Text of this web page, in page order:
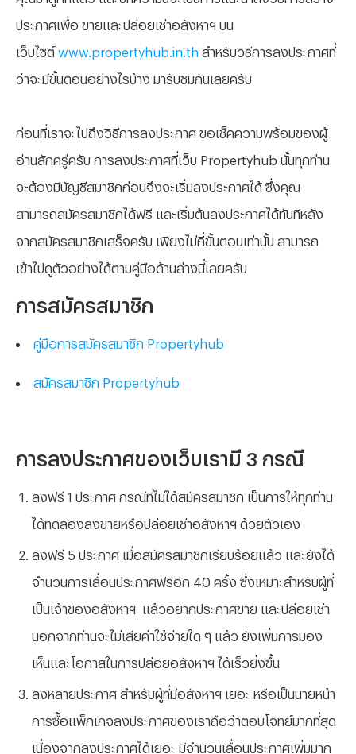
ประกาศเพื่อ ขายและปล่อยเช่าอสังหาฯ บน
เว็บไซต์ www.propertyhub.in.th สำหรับวิธีการลงประกาศที่
ว่าจะมีขั้นตอนอย่างไรบ้าง มารับชมกันเลยครับ
ก่อนที่เราจะไปถึงวิธีการลงประกาศ ขอเช็คความพร้อมของผู้
อ่านสักครู่ครับ การลงประกาศที่เว็บ Propertyhub นั้นทุกท่าน
จะต้องมีบัญชีสมาชิกก่อนจึงจะเริ่มลงประกาศได้ ซึ่งคุณ
สามารถสมัครสมาชิกได้ฟรี และเริ่มต้นลงประกาศได้ทันทีหลัง
จากสมัครสมาชิกเสร็จครับ เพียงไม่กี่ขั้นตอนเท่านั้น สามารถ
เข้าไปดูตัวอย่างได้ตามคู่มือด้านล่างนี้เลยครับ
การสมัครสมาชิก
คู่มือการสมัครสมาชิก Propertyhub
สมัครสมาชิก Propertyhub
การลงประกาศของเว็บเรามี 3 กรณี
ลงฟรี 1 ประกาศ กรณีที่ไม่ได้สมัครสมาชิก เป็นการให้ทุกท่าน
ได้ทดลองลงขายหรือปล่อยเช่าอสังหาฯ ด้วยตัวเอง
ลงฟรี 5 ประกาศ เมื่อสมัครสมาชิกเรียบร้อยแล้ว และยังได้
จำนวนการเลื่อนประกาศฟรีอีก 40 ครั้ง ซึ่งเหมาะสำหรับผู้ที่
เป็นเจ้าของอสังหาฯ แล้วอยากประกาศขาย และปล่อยเช่า
นอกจากท่านจะไม่เสียค่าใช้จ่ายใด ๆ แล้ว ยังเพิ่มการมอง
เห็นและโอกาสในการปล่อยอสังหาฯ ได้เร็วยิ่งขึ้น
ลงหลายประกาศ สำหรับผู้ที่มีอสังหาฯ เยอะ หรือเป็นนายหน้า
การซื้อแพ็กเกจลงประกาศของเราถือว่าตอบโจทย์มากที่สุด
เนื่องจากลงประกาศได้เยอะ มีจำนวนเลื่อนประกาศเพิ่มมาก